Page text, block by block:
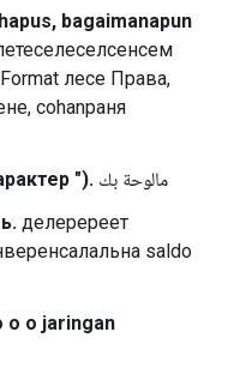
bagaimanapun
лесе Права,
соhanраня
"). مالوحة بك
делеререет
saldo
o o jaringan